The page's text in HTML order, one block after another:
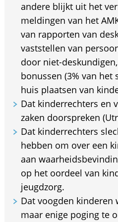
andere blijkt uit het
meldingen van het
van rapporten van
vaststellen van
door niet-
bonussen (3% van het
huis plaatsen van
Dat kinderrechters en
zaken doorspreken
Dat kinderrechters
hebben om over een
aan
op het oordeel van
jeugdzorg.
Dat voogden kinderen
maar enige poging te